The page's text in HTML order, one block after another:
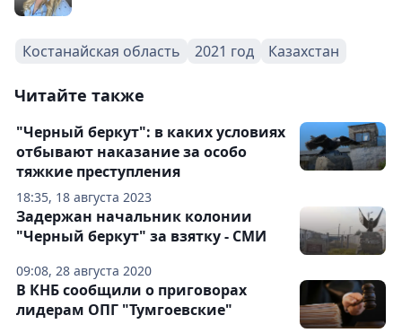
Костанайская область 2021 год Казахстан
Читайте также
18:35, 18 августа 2023
"Черный беркут": в каких условиях
отбывают наказание за особо
тяжкие преступления
09:08, 28 августа 2020
Задержан начальник колонии
"Черный беркут" за взятку - СМИ
В КНБ сообщили о приговорах
лидерам ОПГ "Тумгоевские"